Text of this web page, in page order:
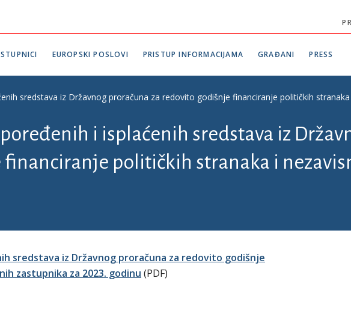
EUROPSKI POSLOVI PRISTUP INFORMACIJAMA GRAĐANI PRESS
sredstava iz Državnog proračuna za redovito godišnje financiranje političkih stranaka
i isplaćenih sredstava iz
financiranje političkih stranaka i
sredstava iz Državnog proračuna za redovito godišnje
zastupnika za 2023. godinu (PDF)